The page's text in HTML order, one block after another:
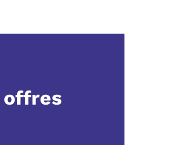
offres